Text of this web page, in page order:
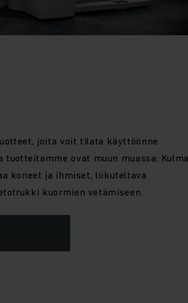
joita voit tilata käyttöönne
tuotteitamme ovat muun muassa:
koneet ja ihmiset, liikuteltava
kuormien vetämiseen.